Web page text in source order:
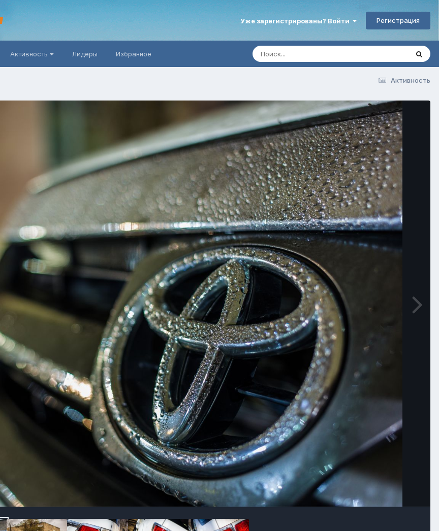
Уже зарегистрированы? Войти Регистрация
Активность Лидеры Избранное
Активность
Инструменты